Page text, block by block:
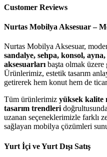
Customer Reviews
Nurtas Mobilya Aksesuar –
Nurtas Mobilya Aksesuar,
sandalye, sehpa, konsol,
aksesuarları başta olmak üzere
Ürünlerimiz, estetik tasarım
getirerek hem konut hem de
Tüm ürünlerimiz yüksek kalite
tasarım trendleri
uzanan seçeneklerimizle farklı
sağlayan mobilya çözümleri
Yurt İçi ve Yurt Dışı Satış